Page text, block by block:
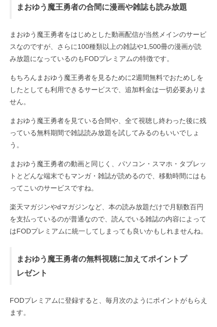
まおゆう魔王勇者の合間に漫画や雑誌も読み放題
まおゆう魔王勇者をはじめとした動画配信が当然メインのサービ
スなのですが、さらに100種類以上の雑誌や1,500冊の漫画が読
み放題になっているのもFODプレミアムの特徴です。
もちろんまおゆう魔王勇者を見るために2週間無料でおためしを
したとしても利用できるサービスで、追加料金は一切必要ありま
せん。
まおゆう魔王勇者を見ている合間や、全て視聴し終わった後に残
っている無料期間で雑誌読み放題を試してみるのもいいでしょ
う。
まおゆう魔王勇者の動画と同じく、パソコン・スマホ・タブレッ
トとどんな端末でもマンガ・雑誌が読めるので、移動時間にはも
ってこいのサービスですね。
楽天マガジンやdマガジンなど、本の読み放題だけで月額数百円
を支払っているのが普通なので、読んでいる雑誌の内容によって
はFODプレミアムに統一してしまっても良いかもしれませんね。
まおゆう魔王勇者の無料視聴に加えてポイントプ
レゼント
FODプレミアムに登録すると、毎月次のようにポイントがもらえ
ます。